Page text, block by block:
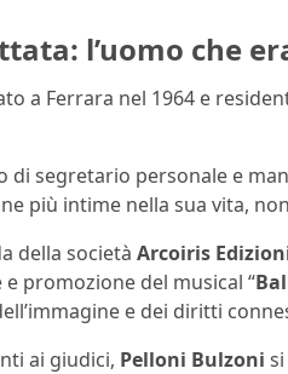
l’uomo che
a Ferrara nel 1964 e
di segretario personale e
più intime nella sua vita,
della società Arcoiris
promozione del musical “
e dei diritti
ai giudici, Pelloni Bulzoni